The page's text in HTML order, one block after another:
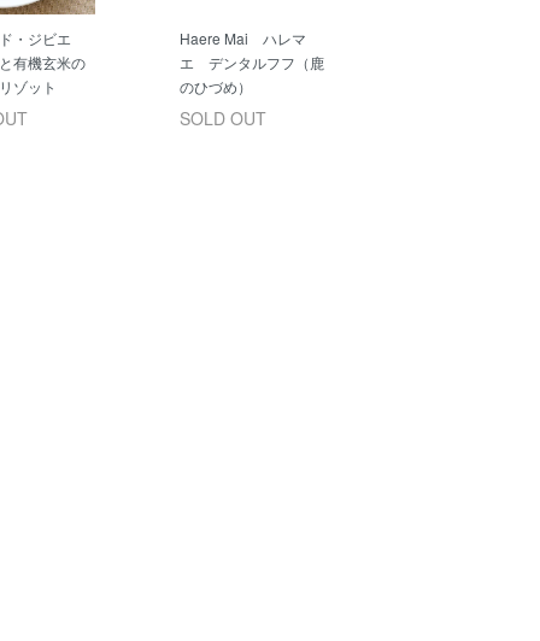
・ジビエ
有機玄米の
ゾット
Haere Mai ハレマ
エ デンタルフフ（鹿
のひづめ）
SOLD OUT